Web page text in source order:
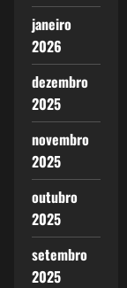
janeiro
2026
dezembro
2025
novembro
2025
outubro
2025
setembro
2025